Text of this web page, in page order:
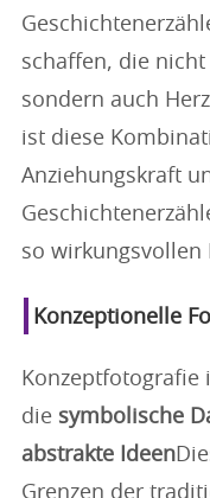
schaffen, die
sondern auch
ist diese
Anziehungskraft
so
Konzeptionelle
Konzeptfotografie
die symbolische
abstrakte Ideen
Grenzen der